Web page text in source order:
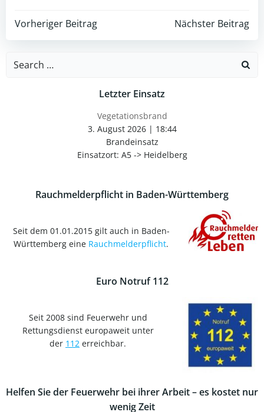
Post
navigation
Vorheriger Beitrag
Post
navigation
Nächster Beitrag
Search
Letzter Einsatz
Vegetationsbrand
3. August 2026| 18:44
Brandeinsatz
Einsatzort: A5 -> Heidelberg
Rauchmelderpflicht in Baden-Württemberg
Seit dem 01.01.2015 gilt auch in Baden-
Württemberg eine Rauchmelderpflicht.
Euro Notruf 112
Seit 2008 sind Feuerwehr und
Rettungsdienst europaweit unter
der 112 erreichbar.
Helfen Sie der Feuerwehr bei ihrer Arbeit – es kostet nur
wenig Zeit